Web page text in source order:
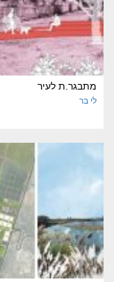
מתבגר.ת לעיר
לי בר